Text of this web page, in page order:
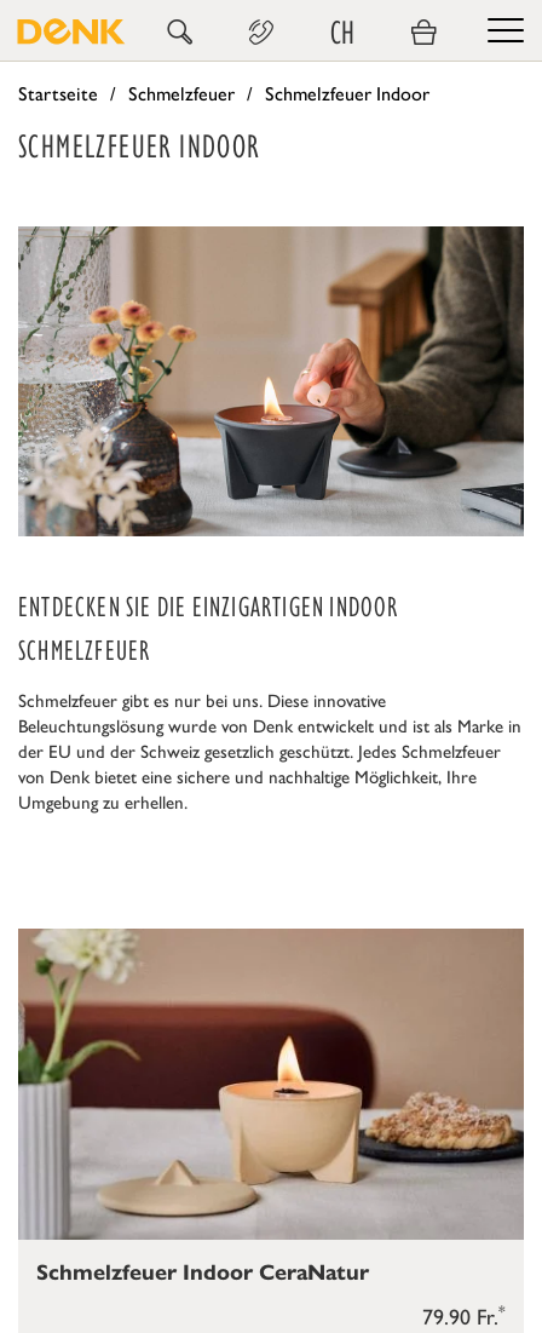
CH
Startseite Schmelzfeuer Schmelzfeuer Indoor
SCHMELZFEUER INDOOR
ENTDECKEN SIE DIE EINZIGARTIGEN INDOOR
SCHMELZFEUER
Schmelzfeuer gibt es nur bei uns. Diese innovative
Beleuchtungslösung wurde von Denk entwickelt und ist als Marke in
der EU und der Schweiz gesetzlich geschützt. Jedes Schmelzfeuer
von Denk bietet eine sichere und nachhaltige Möglichkeit, Ihre
Umgebung zu erhellen.
79.90 Fr.*
Schmelzfeuer Indoor CeraNatur